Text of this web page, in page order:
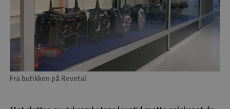
Fra butikken på Revetal